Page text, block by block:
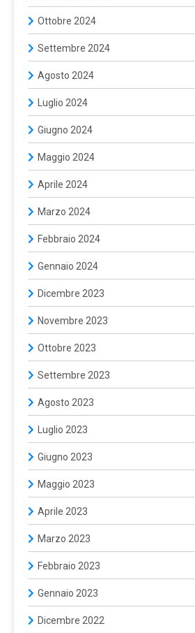
Ottobre 2024
Settembre 2024
Agosto 2024
Luglio 2024
Giugno 2024
Maggio 2024
Aprile 2024
Marzo 2024
Febbraio 2024
Gennaio 2024
Dicembre 2023
Novembre 2023
Ottobre 2023
Settembre 2023
Agosto 2023
Luglio 2023
Giugno 2023
Maggio 2023
Aprile 2023
Marzo 2023
Febbraio 2023
Gennaio 2023
Dicembre 2022